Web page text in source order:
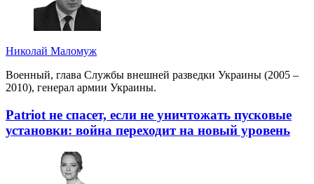
Николай Маломуж
Военный, глава Службы внешней разведки Украины (2005 –
2010), генерал армии Украины.
Patriot не спасет, если не уничтожать пусковые
установки: война переходит на новый уровень